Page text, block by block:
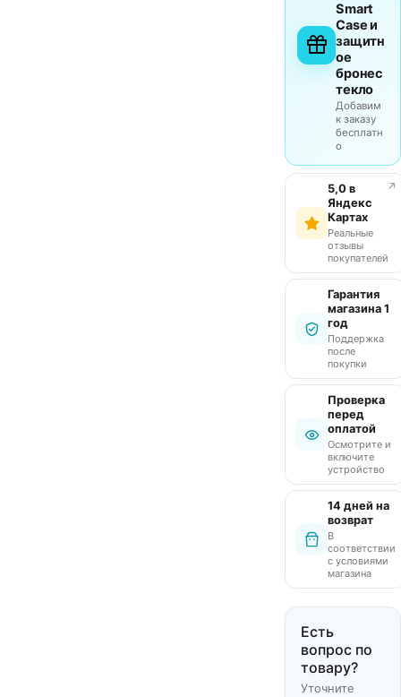
Smart
Case и
защитн
ое
бронес
текло
Добавим
к заказу
бесплатн
о
5,0 в
Яндекс
Картах
Реальные
отзывы
покупателей
↗
Гарантия
магазина 1
год
Поддержка
после
покупки
Проверка
перед
оплатой
Осмотрите и
включите
устройство
14 дней на
возврат
В
соответствии
с условиями
магазина
Есть
вопрос по
товару?
Уточните